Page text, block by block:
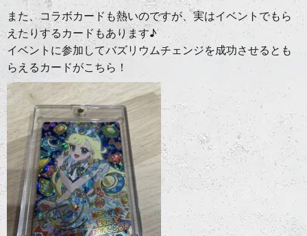
また、コラボカードも熱いのですが、実はイベントでもら
えたりするカードもあります♪
イベントに参加してバズリウムチェンジを成功させるとも
らえるカードがこちら！